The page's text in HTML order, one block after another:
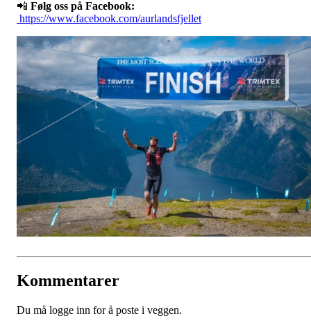
📲 Følg oss på Facebook:
https://www.facebook.com/aurlandsfjellet
Kommentarer
Du må logge inn for å poste i veggen.